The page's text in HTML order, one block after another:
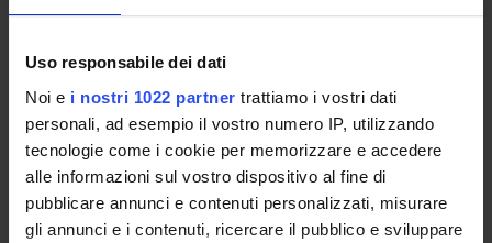
Uso responsabile dei dati
Noi e i nostri 1022 partner trattiamo i vostri dati
personali, ad esempio il vostro numero IP, utilizzando
tecnologie come i cookie per memorizzare e accedere
alle informazioni sul vostro dispositivo al fine di
pubblicare annunci e contenuti personalizzati, misurare
gli annunci e i contenuti, ricercare il pubblico e sviluppare
DEPARTMENT FACILITIES
LIBRARIES
CENTRES